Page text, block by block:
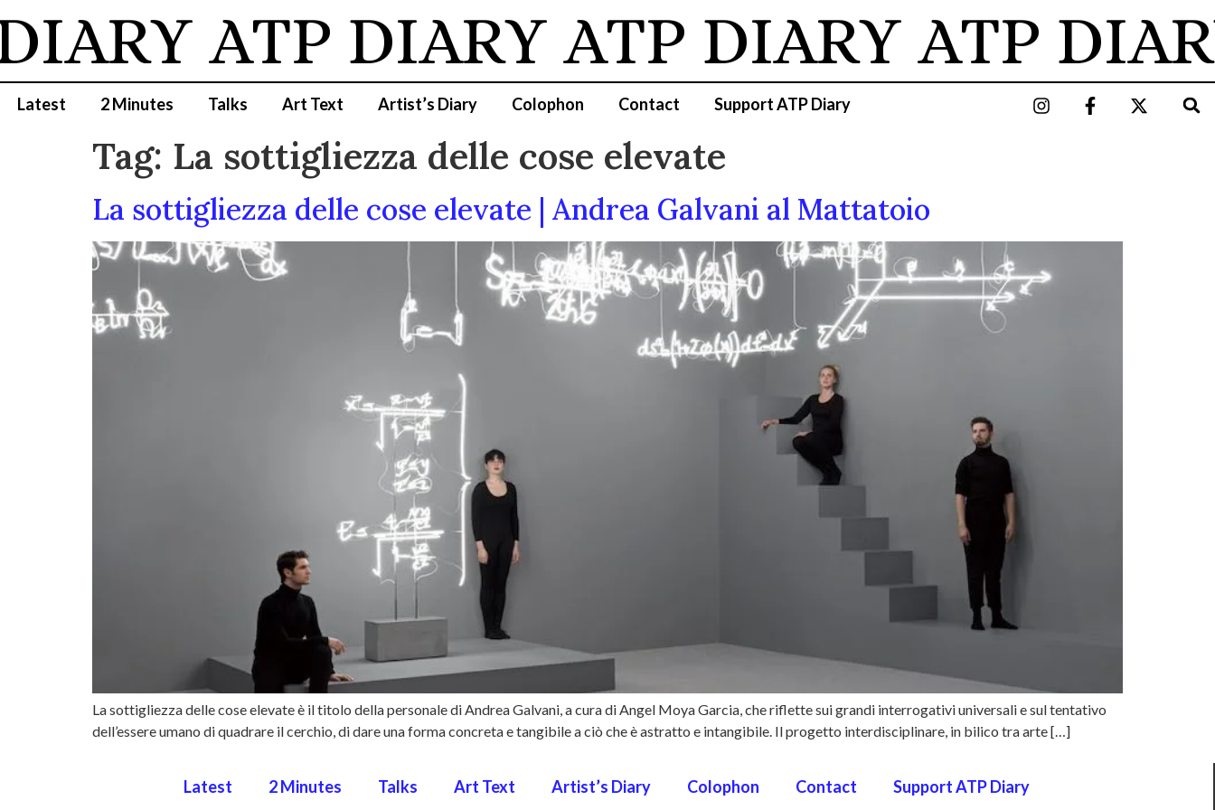
ATP DIARY ATP DIARY ATP
Latest 2 Minutes Talks Art Text Artist’s Diary Colophon Contact Support ATP Diary
Tag: La sottigliezza delle cose elevate
La sottigliezza delle cose elevate | Andrea Galvani al Mattatoio
La sottigliezza delle cose elevate è il titolo della personale di Andrea Galvani, a cura di Angel Moya Garcia, che riflette sui grandi interrogativi universali e sul tentativo
dell’essere umano di quadrare il cerchio, di dare una forma concreta e tangibile a ciò che è astratto e intangibile. Il progetto interdisciplinare, in bilico tra arte […]
Latest 2 Minutes Talks Art Text Artist’s Diary Colophon Contact Support ATP Diary